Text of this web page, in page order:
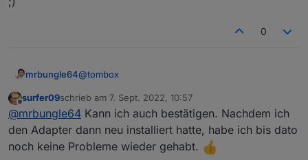
jeweiligen Befehl
Steckdose und Kamerasteuerung aktivieren
0
mrbungle64@tombox
Bei mir läuft der Adapter jetzt auch seit ein paar
Tagen stabil (mit 3 P115 Devices)
Mir fällt nur diese Meldung im Log auf:
tapo.0	2022-09-05 20:56:55.467	info
Offline
surfer09schrieb am 7. Sept. 2022, 10:57
zuletzt editiert von
@mrbungle64 Kann ich auch bestätigen. Nachdem ich
den Adapter dann neu installiert hatte, habe ich bis dato
noch keine Probleme wieder gehabt.